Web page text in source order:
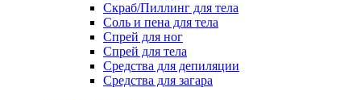
Скраб/Пиллинг для тела
Соль и пена для тела
Спрей для ног
Спрей для тела
Средства для депиляции
Средства для загара